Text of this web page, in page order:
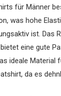
für Männer
was hohe
ist. Das
eine gute
ideale Material
da es